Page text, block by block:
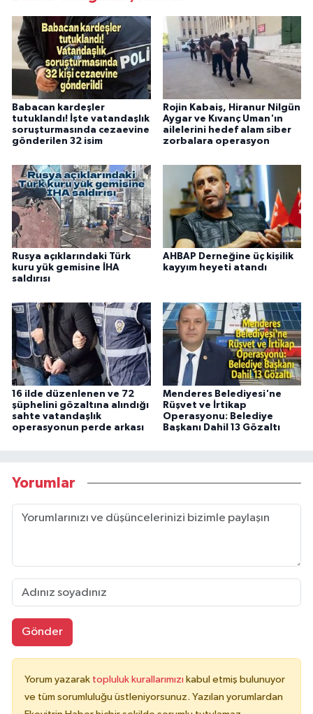
Babacan kardeşler
tutuklandı! İşte vatandaşlık
soruşturmasında cezaevine
gönderilen 32 isim
Rojin Kabaiş, Hiranur Nilgün
Aygar ve Kıvanç Uman'ın
ailelerini hedef alam siber
zorbalara operasyon
Rusya açıklarındaki Türk
kuru yük gemisine İHA
saldırısı
AHBAP Derneğine üç kişilik
kayyım heyeti atandı
16 ilde düzenlenen ve 72
şüphelini gözaltına alındığı
sahte vatandaşlık
operasyonun perde arkası
Menderes Belediyesi'ne
Rüşvet ve İrtikap
Operasyonu: Belediye
Başkanı Dahil 13 Gözaltı
Yorumlar
Gönder
Yorum yazarak topluluk kurallarımızı kabul etmiş bulunuyor
ve tüm sorumluluğu üstleniyorsunuz. Yazılan yorumlardan